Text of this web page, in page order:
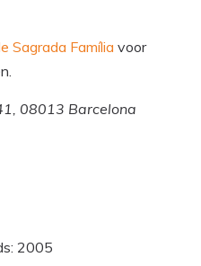
Sagrada Família voor
08013 Barcelona
2005